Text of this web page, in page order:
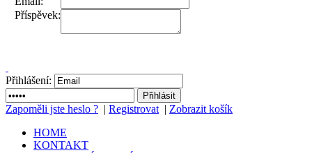
Příspěvek:
Přihlášení:
Zapoměli jste heslo ? | Registrovat | Zobrazit košík
HOME
KONTAKT